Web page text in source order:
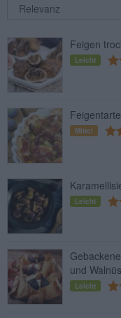
Feigen
Leicht
Feigentarte
Mittel
Leicht
und
Leicht